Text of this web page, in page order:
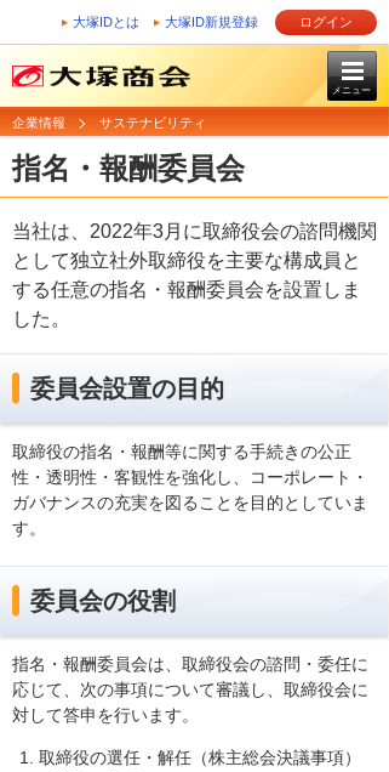
大塚IDとは 大塚ID新規登録 ログイン
メニュー
企業情報 サステナビリティ
指名・報酬委員会
当社は、2022年3月に取締役会の諮問機関
として独立社外取締役を主要な構成員と
する任意の指名・報酬委員会を設置しま
した。
委員会設置の目的
取締役の指名・報酬等に関する手続きの公正
性・透明性・客観性を強化し、コーポレート・
ガバナンスの充実を図ることを目的としていま
す。
委員会の役割
指名・報酬委員会は、取締役会の諮問・委任に
応じて、次の事項について審議し、取締役会に
対して答申を行います。
取締役の選任・解任（株主総会決議事項）